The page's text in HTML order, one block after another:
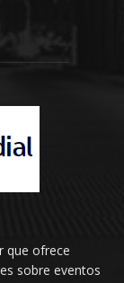
que ofrece
sobre eventos